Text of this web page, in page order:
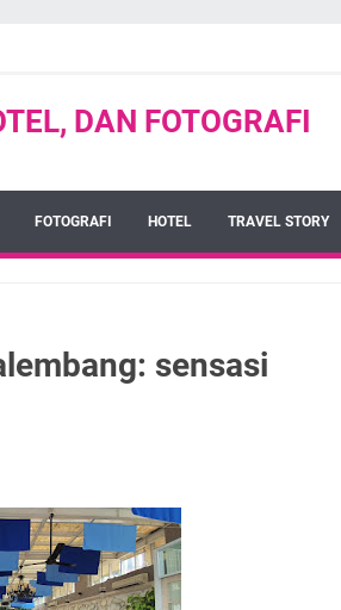
DAN FOTOGRAFI
FOTOGRAFI HOTEL TRAVEL STORY
sensasi